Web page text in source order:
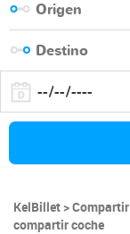
KelBillet
compartir coche